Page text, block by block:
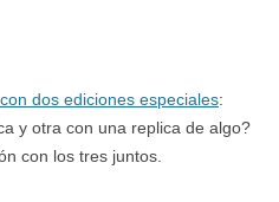
dos ediciones especiales:
y otra con una replica de algo?
con los tres juntos.